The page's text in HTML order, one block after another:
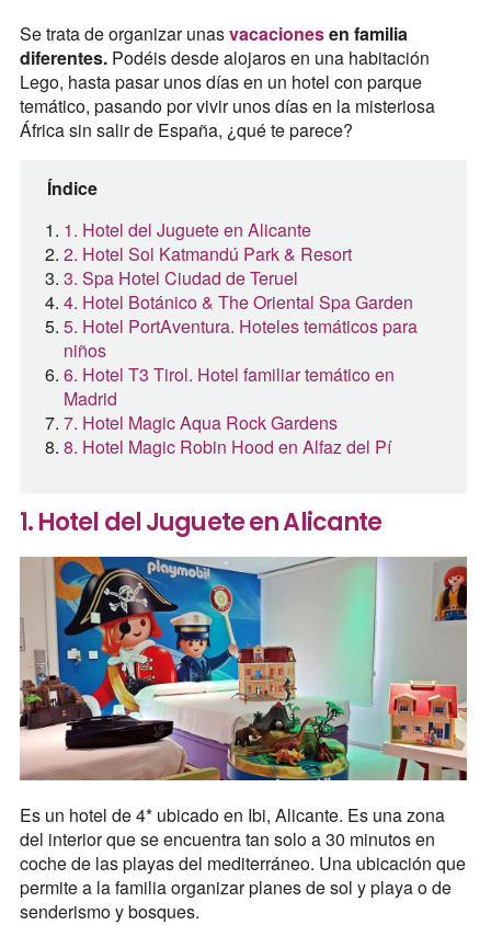
Se trata de organizar unasvacacionesen familia
diferentes.Podéis desde alojaros en una habitación
Lego, hasta pasar unos días en un hotel con parque
temático, pasando por vivir unos días en la misteriosa
África sin salir de España, ¿qué te parece?
Índice
1. Hotel del Juguete en Alicante
2. Hotel Sol Katmandú Park & Resort
3. Spa Hotel Ciudad de Teruel
4. Hotel Botánico & The Oriental Spa Garden
5. Hotel PortAventura. Hoteles temáticos para
niños
6. Hotel T3 Tirol. Hotel familiar temático en
Madrid
7. Hotel Magic Aqua Rock Gardens
8. Hotel Magic Robin Hood en Alfaz del Pí
1. Hotel del Juguete en Alicante
Es un hotel de 4* ubicado en Ibi, Alicante. Es una zona
del interior que se encuentra tan solo a 30 minutos en
coche de las playas del mediterráneo. Una ubicación que
permite a la familia organizar planes de sol y playa o de
senderismo y bosques.